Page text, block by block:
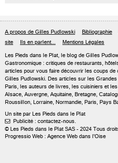
A propos de Gilles Pudlowski Bibliographie
site
Ils en parlent... Mentions Légales
Les Pieds dans le Plat, le blog de Gilles
Gastronomique : critiques de restaurants,
articles pour vous faire découvrir les coups de
Gilles Pudlowski. Des articles sur les
Paris, les auteurs de livres, les cuisiniers et
Alsace, Auvergne, Aquitaine, Bretagne,
Roussillon, Lorraine, Normandie, Paris, Pays
Un site par Les Pieds dans le Plat
 Publicité : contactez-nous.
© Les Pieds dans le Plat SAS - 2024 Tous
Progressio Web : Agence Web dans l'Oise